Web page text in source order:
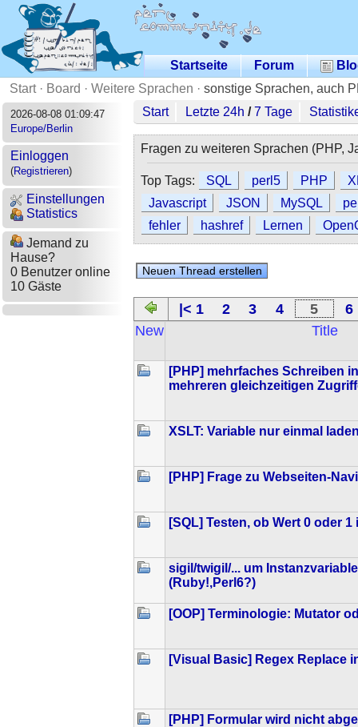
Startseite Forum
Start· Board · Weitere Sprachen · sonstige Sprachen, auch
2026-08-08 01:09:47
Europe/Berlin
Einloggen
(Registrieren)
Einstellungen
Statistics
Jemand zu
Hause?
0 Benutzer online
10 Gäste
Start Letzte 24h /7 Tage
Fragen zu weiteren Sprachen (PHP,
Top Tags: SQL perl5 PHP
Javascript
JSON MySQL
fehler
hashref Lernen
|< 1 2 3 4 5 6
New Title
[PHP] mehrfaches Schreiben
mehreren gleichzeitigen
XSLT: Variable nur einmal
[PHP] Frage zu Webseiten-
[SQL] Testen, ob Wert 0 oder 1
sigil/twigil/... um
(Ruby!,Perl6?)
[OOP] Terminologie: Mutator
[Visual Basic] Regex Replace
[PHP] Formular wird nicht